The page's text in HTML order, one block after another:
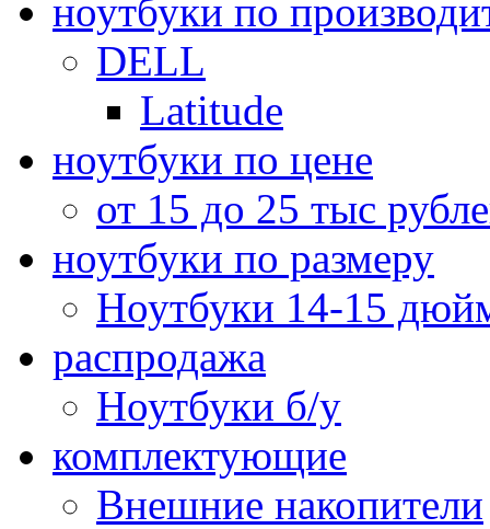
ноутбуки по
DELL
Latitude
ноутбуки по цене
от 15 до 25 тыс
ноутбуки по размеру
Ноутбуки 14-15
распродажа
Ноутбуки б/у
комплектующие
Внешние накопители